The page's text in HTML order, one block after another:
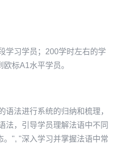
学习学员；200学时左右的学
标A1水平学员。
语法进行系统的归纳和梳理，
法，引导学员理解法语中不同
。", "深入学习并掌握法语中常